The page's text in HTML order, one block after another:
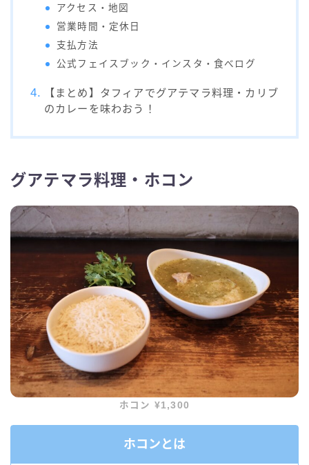
アクセス・地図
営業時間・定休日
支払方法
公式フェイスブック・インスタ・食べログ
【まとめ】タフィアでグアテマラ料理・カリブ
のカレーを味わおう！
グアテマラ料理・ホコン
ホコン ¥1,300
ホコンとは